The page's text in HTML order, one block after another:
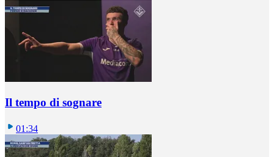
Il tempo di sognare
01:34